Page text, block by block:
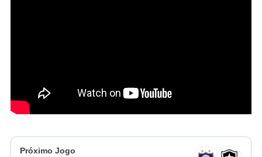
Próximo Jogo